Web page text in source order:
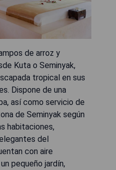
de arroz y
Kuta o Seminyak,
tropical en sus
Dispone de una
así como servicio de
de Seminyak según
habitaciones,
del
con aire
pequeño jardín,